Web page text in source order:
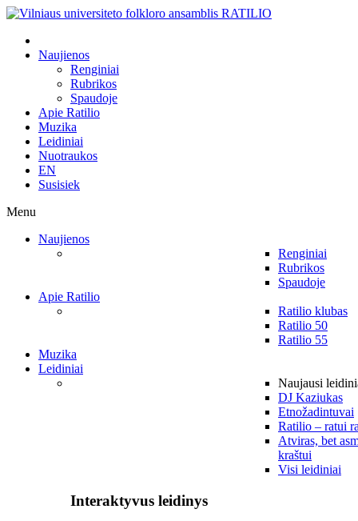
Naujienos
Renginiai
Rubrikos
Spaudoje
Apie Ratilio
Muzika
Leidiniai
Nuotraukos
EN
Susisiek
Menu
Naujienos
Renginiai
Rubrikos
Spaudoje
Apie Ratilio
Ratilio klubas
Ratilio 50
Ratilio 55
Muzika
Leidiniai
Naujausi
DJ Kaziukas
Etnožadintuvai
Ratilio – ratui
Atviras, bet
kraštui
Visi leidiniai
Interaktyvus leidinys